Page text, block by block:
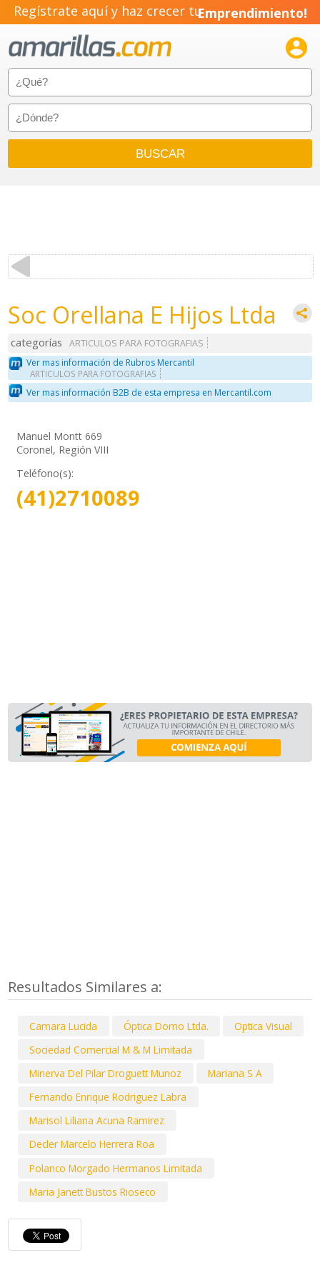
Regístrate aquí y haz crecer tuEmprendimiento!

Soc Orellana E Hijos Ltda
categorías
ARTICULOS PARA FOTOGRAFIAS
Ver mas información de Rubros Mercantil
ARTICULOS PARA FOTOGRAFIAS
Ver mas información B2B de esta empresa en Mercantil.com
Manuel Montt 669
Coronel, Región VIII
Teléfono(s):
(41)2710089
Resultados Similares a:
Camara Lucida Óptica Domo Ltda.
Optica Visual
Sociedad Comercial M & M Limitada
Minerva Del Pilar Droguett Munoz
Mariana S A
Fernando Enrique Rodriguez Labra
Marisol Liliana Acuna Ramirez
Decler Marcelo Herrera Roa
Polanco Morgado Hermanos Limitada
Maria Janett Bustos Rioseco